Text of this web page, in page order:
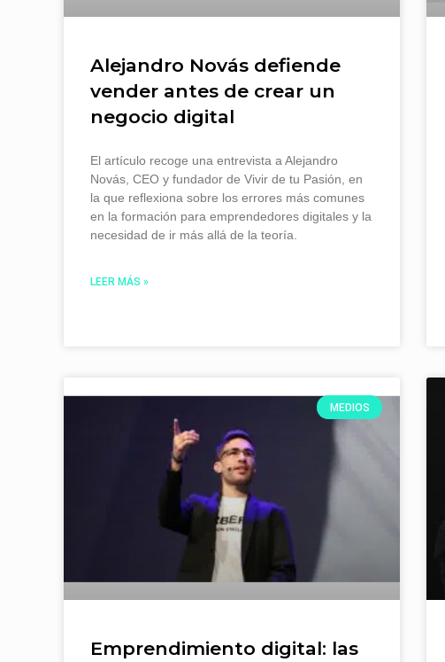
Alejandro Novás defiende
vender antes de crear un
negocio digital
El artículo recoge una entrevista a Alejandro
Novás, CEO y fundador de Vivir de tu Pasión, en
la que reflexiona sobre los errores más comunes
en la formación para emprendedores digitales y la
necesidad de ir más allá de la teoría.
LEER MÁS »
MEDIOS
Emprendimiento digital: las